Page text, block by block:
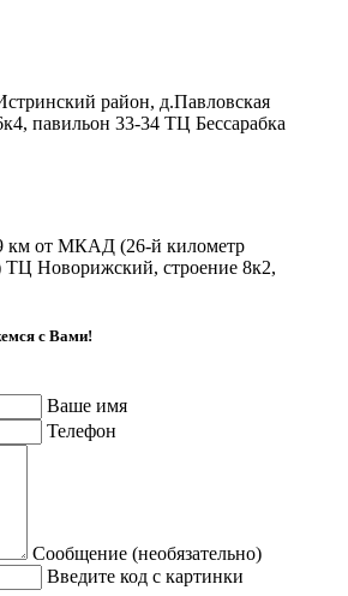
район, д.Павловская
павильон 33-34 ТЦ Бессарабка
км от МКАД (26-й километр
Новорижский, строение 8к2,
с Вами!
Ваше имя
Телефон
Сообщение (необязательно)
Введите код с картинки